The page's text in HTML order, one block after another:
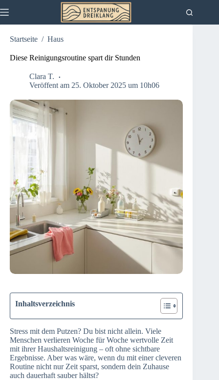
Inhalt
Startseite / Haus
Diese Reinigungsroutine spart dir Stunden
Clara T.
Veröffent am 25. Oktober 2025 um 10h06
Inhaltsverzeichnis
Stress mit dem Putzen? Du bist nicht allein. Viele
Menschen verlieren Woche für Woche wertvolle Zeit
mit ihrer Haushaltsreinigung – oft ohne sichtbare
Ergebnisse. Aber was wäre, wenn du mit einer cleveren
Routine nicht nur Zeit sparst, sondern dein Zuhause
auch dauerhaft sauber hältst?